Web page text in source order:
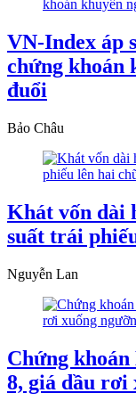
VN-Index áp
chứng khoán
đuổi
Bảo Châu
Khát vốn dài
suất trái
Nguyễn Lan
Chứng
8, giá dầu rơi